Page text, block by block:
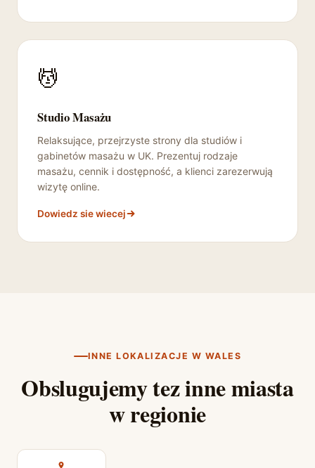
💆
Studio Masażu
Relaksujące, przejrzyste strony dla studiów i
gabinetów masażu w UK. Prezentuj rodzaje
masażu, cennik i dostępność, a klienci zarezerwują
wizytę online.
Dowiedz sie wiecej
INNE LOKALIZACJE W WALES
Obslugujemy tez inne miasta
w regionie